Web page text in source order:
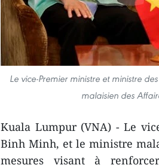
Le vice-Premier ministre et ministre
malaisien des
Kuala Lumpur (VNA) - Le
Binh Minh, et le ministre
mesures visant à